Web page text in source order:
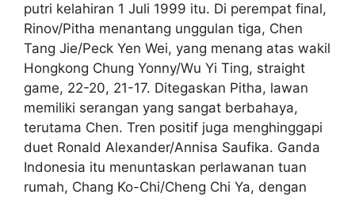
putri kelahiran 1 Juli 1999 itu. Di perempat final,
Rinov/Pitha menantang unggulan tiga, Chen
Tang Jie/Peck Yen Wei, yang menang atas wakil
Hongkong Chung Yonny/Wu Yi Ting, straight
game, 22-20, 21-17. Ditegaskan Pitha, lawan
memiliki serangan yang sangat berbahaya,
terutama Chen. Tren positif juga menghinggapi
duet Ronald Alexander/Annisa Saufika. Ganda
Indonesia itu menuntaskan perlawanan tuan
rumah, Chang Ko-Chi/Cheng Chi Ya, dengan